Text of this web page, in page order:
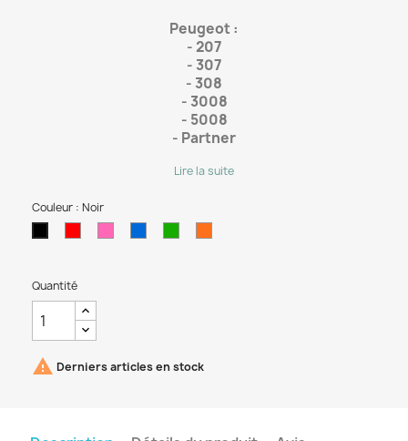
Peugeot :
- 207
- 307
- 308
- 3008
- 5008
- Partner
Lire la suite
Couleur : Noir
Quantité
 Derniers articles en stock